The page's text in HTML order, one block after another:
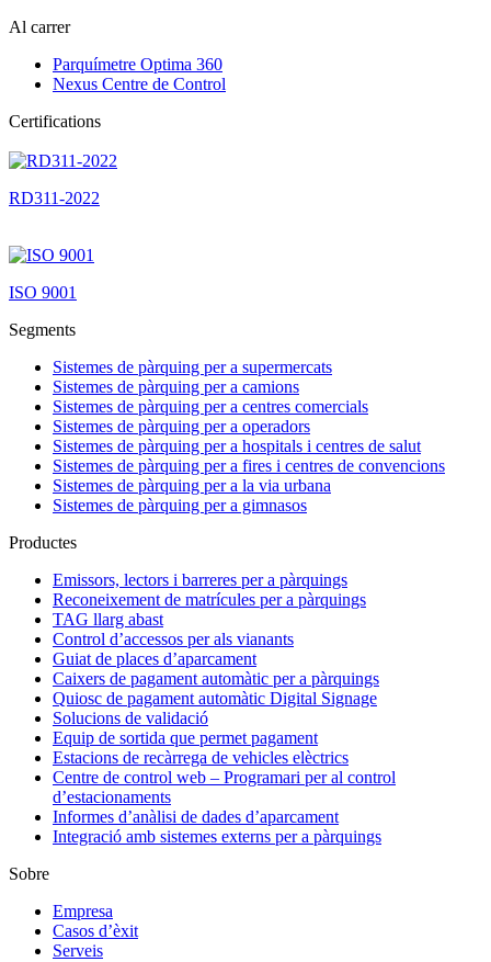
Al carrer
Parquímetre Optima 360
Nexus Centre de Control
Certifications
RD311-2022
ISO 9001
Segments
Sistemes de pàrquing per a supermercats
Sistemes de pàrquing per a camions
Sistemes de pàrquing per a centres comercials
Sistemes de pàrquing per a operadors
Sistemes de pàrquing per a hospitals i centres de salut
Sistemes de pàrquing per a fires i centres de convencions
Sistemes de pàrquing per a la via urbana
Sistemes de pàrquing per a gimnasos
Productes
Emissors, lectors i barreres per a pàrquings
Reconeixement de matrícules per a pàrquings
TAG llarg abast
Control d’accessos per als vianants
Guiat de places d’aparcament
Caixers de pagament automàtic per a pàrquings
Quiosc de pagament automàtic Digital Signage
Solucions de validació
Equip de sortida que permet pagament
Estacions de recàrrega de vehicles elèctrics
Centre de control web – Programari per al control
d’estacionaments
Informes d’anàlisi de dades d’aparcament
Integració amb sistemes externs per a pàrquings
Sobre
Empresa
Casos d’èxit
Serveis